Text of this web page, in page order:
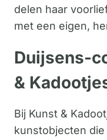
delen haar
met een eigen,
Duijsens-
&
Bij Kunst &
kunstobjecten